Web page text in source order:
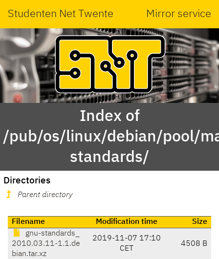
Studenten Net Twente Mirror service
Index of
/pub/os/linux/debian/pool/
standards/
Directories
Parent directory
Filename Modification time
Size
gnu-standards_
2010.03.11-1.1.de
bian.tar.xz
2019-11-07 17:10
CET
4508 B